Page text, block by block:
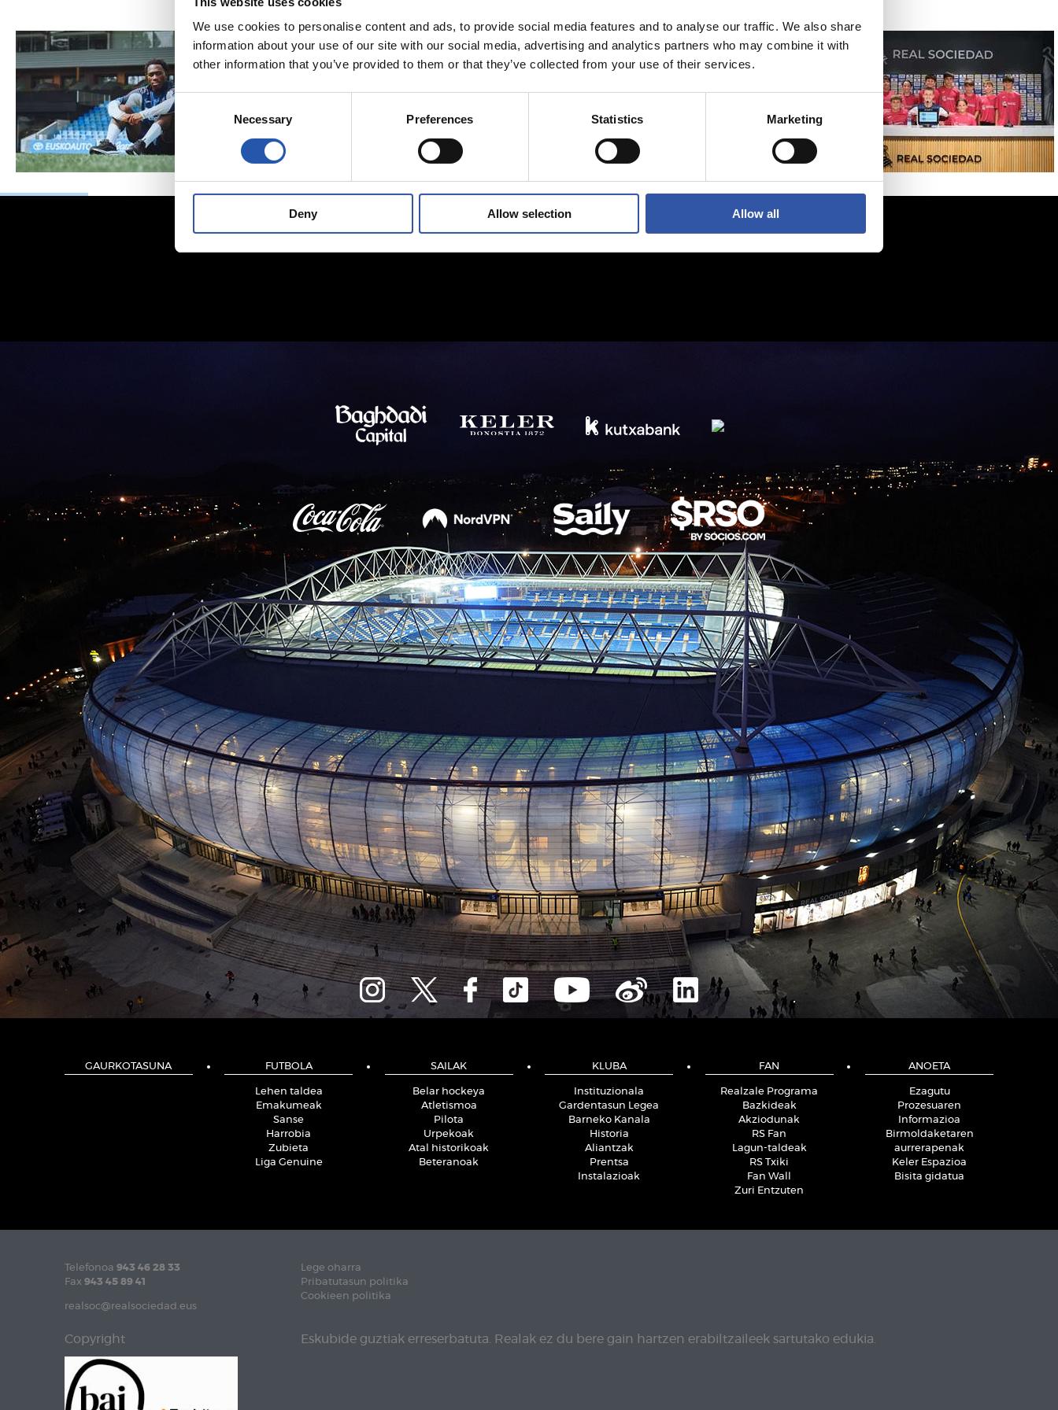
We use cookies to personalise content and ads, to provide social media features and to analyse our traffic. We also share
information about your use of our site with our social media, advertising and analytics partners who may combine it with
other information that you’ve provided to them or that they’ve collected from your use of their services.
Consent
Necessary Preferences Statistics Marketing
Deny Allow selection Allow all
GAURKOTASUNA FUTBOLA
Lehen taldea
Emakumeak
Sanse
Harrobia
Zubieta
Liga Genuine
SAILAK
Belar hockeya
Atletismoa
Pilota
Urpekoak
Atal historikoak
Beteranoak
KLUBA
Instituzionala
Gardentasun Legea
Barneko Kanala
Historia
Aliantzak
Prentsa
Instalazioak
FAN
Realzale Programa
Bazkideak
Akziodunak
RS Fan
Lagun-taldeak
RS Txiki
Fan Wall
Zuri Entzuten
ANOETA
Ezagutu
Prozesuaren
Informazioa
Birmoldaketaren
aurrerapenak
Keler Espazioa
Bisita gidatua
Telefonoa 943 46 28 33
Fax 943 45 89 41
realsoc@realsociedad.eus
Lege oharra
Pribatutasun politika
Cookieen politika
Copyright Eskubide guztiak erreserbatuta. Realak ez du bere gain hartzen erabiltzaileek sartutako edukia.